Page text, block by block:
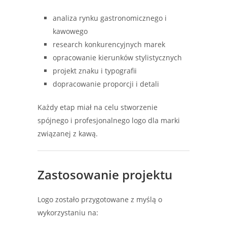
analiza rynku gastronomicznego i
kawowego
research konkurencyjnych marek
opracowanie kierunków stylistycznych
projekt znaku i typografii
dopracowanie proporcji i detali
Każdy etap miał na celu stworzenie
spójnego i profesjonalnego logo dla marki
związanej z kawą.
Zastosowanie projektu
Logo zostało przygotowane z myślą o
wykorzystaniu na: